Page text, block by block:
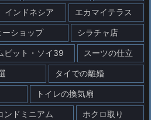
インドネシア エカマイテラス
ーショップ シラチャ店
ビット・ソイ39 スーツの仕立
タイでの離婚
トイレの換気扇
ンドミニアム ホクロ取り